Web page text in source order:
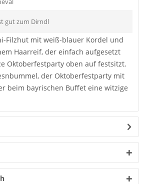
gut zum Dirndl
Filzhut mit weiß-blauer Kordel und
Haarreif, der einfach aufgesetzt
Oktoberfestparty oben auf festsitzt.
der Oktoberfestparty mit
beim bayrischen Buffet eine witzige